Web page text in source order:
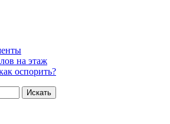
на этаж
оспорить?